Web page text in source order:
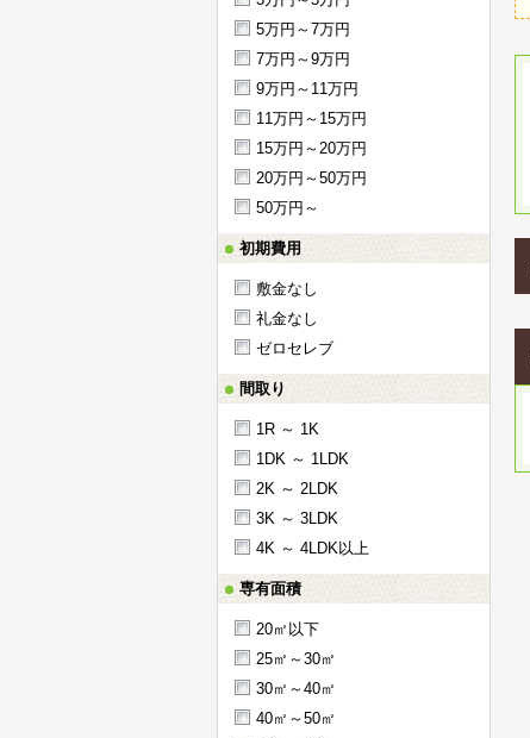
5万円～7万円
7万円～9万円
9万円～11万円
11万円～15万円
15万円～20万円
20万円～50万円
50万円～
初期費用
敷金なし
礼金なし
ゼロセレブ
間取り
1R ～ 1K
1DK ～ 1LDK
2K ～ 2LDK
3K ～ 3LDK
4K ～ 4LDK以上
専有面積
20㎡以下
25㎡～30㎡
30㎡～40㎡
40㎡～50㎡